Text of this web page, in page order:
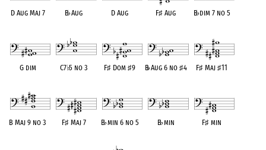
D Aug Maj 7 B♭Aug D Aug F♯ Aug B♭dim 7 no 5
G dim C7♭5 no 3 F♯ Dom♯9 B♭Aug 6 no♯4 F♯ Maj♯11
B Maj 9 no 3 F♯Maj 7 B♭min 6 no 5 B♭min F♯ min